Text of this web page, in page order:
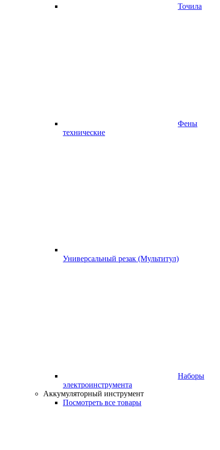
Точила
Фены
технические
Универсальный резак (Мультитул)
Наборы
электроинструмента
Аккумуляторный инструмент
Посмотреть все товары